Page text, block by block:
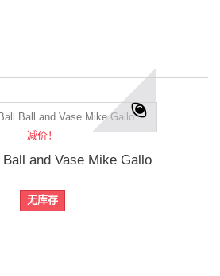
减价！
and Vase Mike Gallo
无库存